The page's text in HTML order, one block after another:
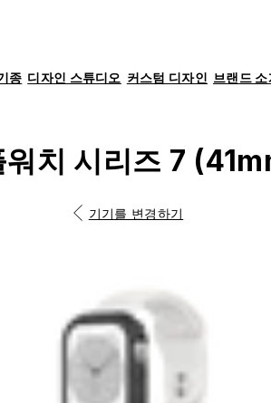
종 디자인 스튜디오 커스텀 디자인 브랜드 소
워치 시리즈 7
기기를 변경하기